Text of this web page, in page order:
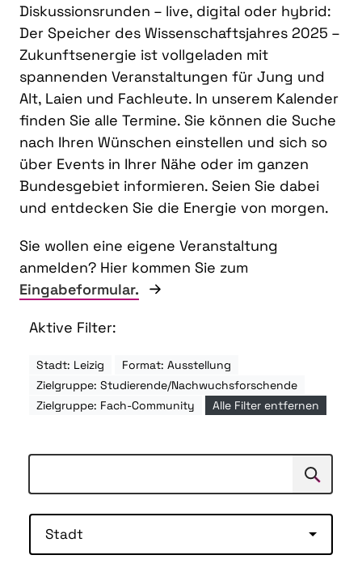
Diskussionsrunden – live, digital oder hybrid:
Der Speicher des Wissenschaftsjahres 2025 –
Zukunftsenergie ist vollgeladen mit
spannenden Veranstaltungen für Jung und
Alt, Laien und Fachleute. In unserem Kalender
finden Sie alle Termine. Sie können die Suche
nach Ihren Wünschen einstellen und sich so
über Events in Ihrer Nähe oder im ganzen
Bundesgebiet informieren. Seien Sie dabei
und entdecken Sie die Energie von morgen.
Sie wollen eine eigene Veranstaltung
anmelden? Hier kommen Sie zum
Eingabeformular.
Aktive Filter:
Stadt: Leizig
Format: Ausstellung
Zielgruppe: Studierende/Nachwuchsforschende
Zielgruppe: Fach-Community
Alle Filter entfernen
Suchen
Stadt